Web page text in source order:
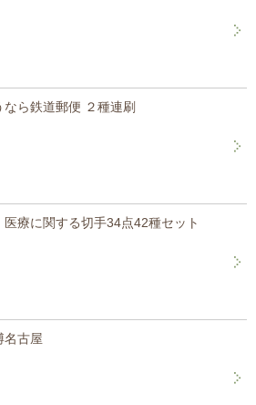
なら鉄道郵便 ２種連刷
医療に関する切手34点42種セット
名古屋